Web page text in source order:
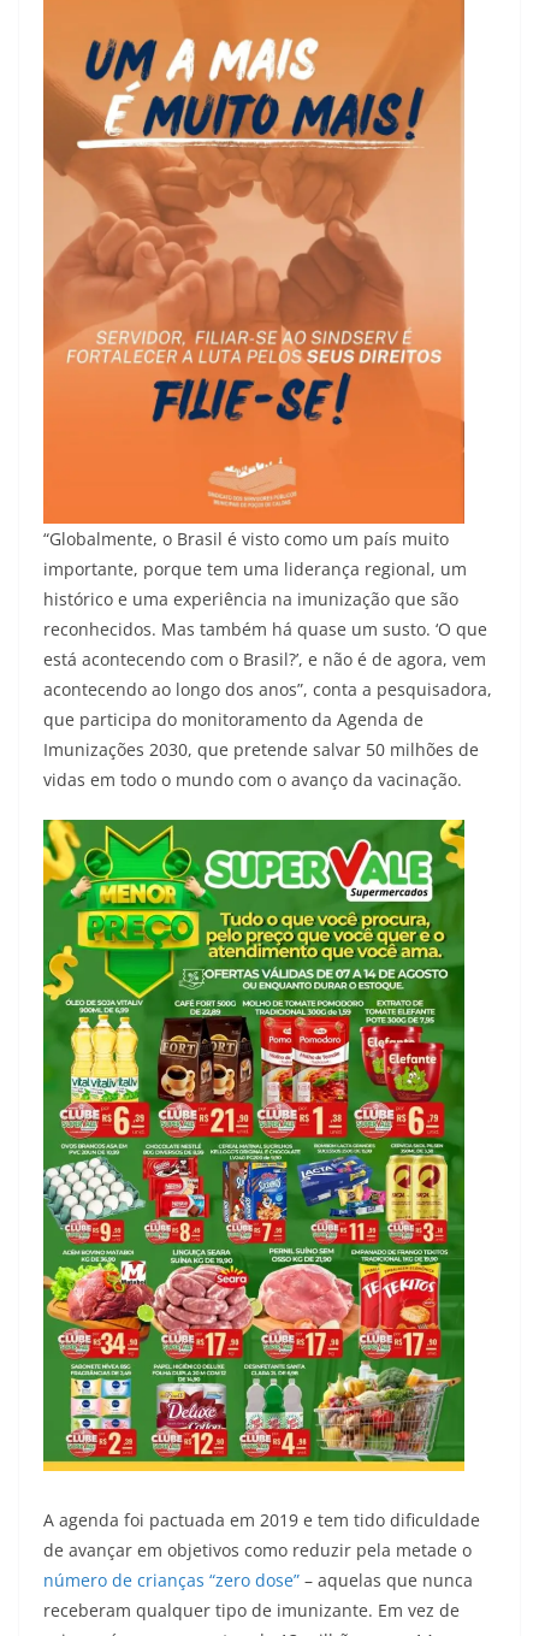
“Globalmente, o Brasil é visto como um país muito
importante, porque tem uma liderança regional, um
histórico e uma experiência na imunização que são
reconhecidos. Mas também há quase um susto. ‘O que
está acontecendo com o Brasil?’, e não é de agora, vem
acontecendo ao longo dos anos”, conta a pesquisadora,
que participa do monitoramento da Agenda de
Imunizações 2030, que pretende salvar 50 milhões de
vidas em todo o mundo com o avanço da vacinação.
A agenda foi pactuada em 2019 e tem tido dificuldade
de avançar em objetivos como reduzir pela metade o
número de crianças “zero dose” – aquelas que nunca
receberam qualquer tipo de imunizante. Em vez de